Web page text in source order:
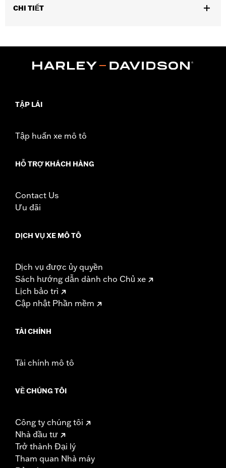
CHI TIẾT
Sold In Units: Each
WARRANTY:
d.com/warranty
TẬP LÁI
Tập huấn xe mô tô
HỖ TRỢ KHÁCH HÀNG
Contact Us
Ưu đãi
DỊCH VỤ XE MÔ TÔ
Dịch vụ được ủy quyền
Sách hướng dẫn dành cho Chủ xe
Lịch bảo trì
Cập nhật Phần mềm
TÀI CHÍNH
Tài chính mô tô
VỀ CHÚNG TÔI
Công ty chúng tôi
Nhà đầu tư
Trở thành Đại lý
Tham quan Nhà máy